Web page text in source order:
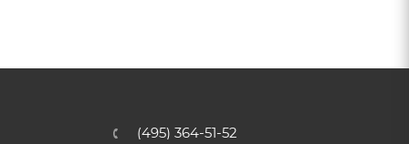
(495) 364-51-52